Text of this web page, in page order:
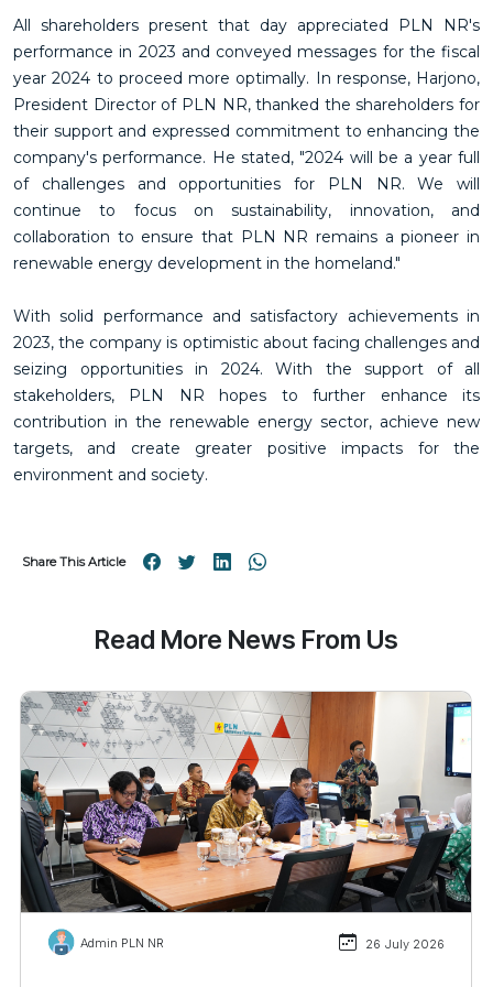
All shareholders present that day appreciated PLN NR's
performance in 2023 and conveyed messages for the fiscal
year 2024 to proceed more optimally. In response, Harjono,
President Director of PLN NR, thanked the shareholders for
their support and expressed commitment to enhancing the
company's performance. He stated, "2024 will be a year full
of challenges and opportunities for PLN NR. We will
continue to focus on sustainability, innovation, and
collaboration to ensure that PLN NR remains a pioneer in
renewable energy development in the homeland."
With solid performance and satisfactory achievements in
2023, the company is optimistic about facing challenges and
seizing opportunities in 2024. With the support of all
stakeholders, PLN NR hopes to further enhance its
contribution in the renewable energy sector, achieve new
targets, and create greater positive impacts for the
environment and society.
Share This Article
Read More News From Us
Admin PLN NR 26 July 2026